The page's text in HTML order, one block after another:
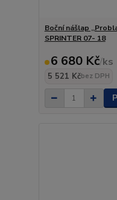
Boční nášlap
SPRINTER 07- 18
6 680 Kč/ks
5 521 Kčbez DPH